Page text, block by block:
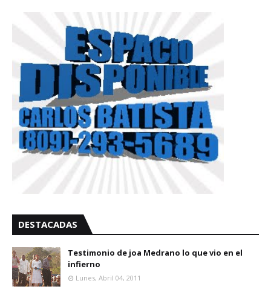
DESTACADAS
Testimonio de joa Medrano lo que vio en el
infierno
Lunes, Abril 04, 2011